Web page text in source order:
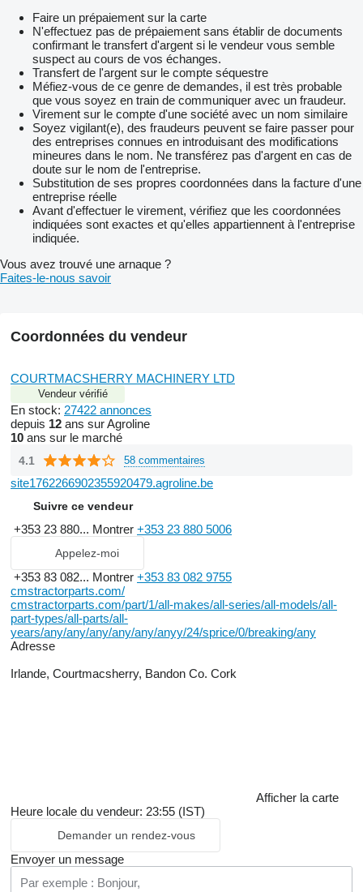
Faire un prépaiement sur la carte
N'effectuez pas de prépaiement sans établir de documents
confirmant le transfert d'argent si le vendeur vous semble
suspect au cours de vos échanges.
Transfert de l'argent sur le compte séquestre
Méfiez-vous de ce genre de demandes, il est très probable
que vous soyez en train de communiquer avec un fraudeur.
Virement sur le compte d'une société avec un nom similaire
Soyez vigilant(e), des fraudeurs peuvent se faire passer pour
des entreprises connues en introduisant des modifications
mineures dans le nom. Ne transférez pas d'argent en cas de
doute sur le nom de l'entreprise.
Substitution de ses propres coordonnées dans la facture d'une
entreprise réelle
Avant d'effectuer le virement, vérifiez que les coordonnées
indiquées sont exactes et qu'elles appartiennent à l'entreprise
indiquée.
Vous avez trouvé une arnaque ?
Faites-le-nous savoir
Coordonnées du vendeur
COURTMACSHERRY MACHINERY LTD
Vendeur vérifié
En stock: 27422 annonces
depuis 12 ans sur Agroline
10 ans sur le marché
4.1 58 commentaires
site1762266902355920479.agroline.be
Suivre ce vendeur
+353 23 880... Montrer +353 23 880 5006
Appelez-moi
+353 83 082... Montrer +353 83 082 9755
cmstractorparts.com/
cmstractorparts.com/part/1/all-makes/all-series/all-models/all-
part-types/all-parts/all-
years/any/any/any/any/any/anyy/24/sprice/0/breaking/any
Adresse
Irlande, Courtmacsherry, Bandon Co. Cork
Afficher la carte
Heure locale du vendeur: 23:55 (IST)
Demander un rendez-vous
Envoyer un message